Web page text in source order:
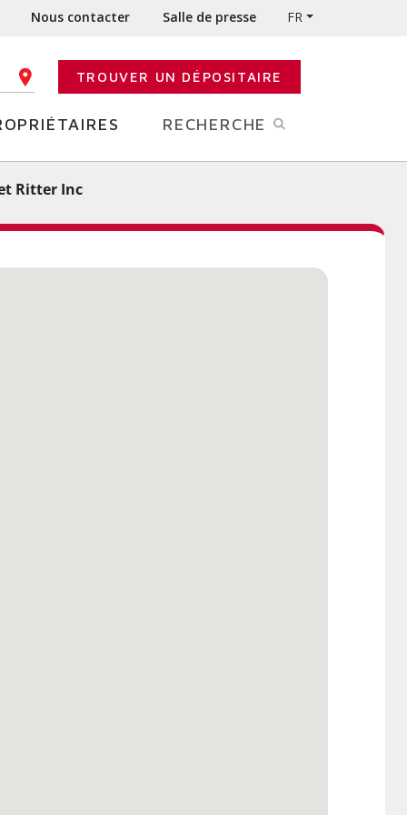
Nous contacter Salle de presse FR
CODE POSTALTROUVER UN DÉPOSITAIRE
RECHERCHE
Ritter Inc